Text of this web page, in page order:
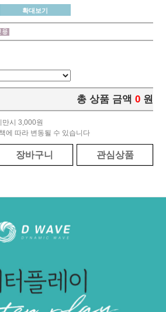
확대보기
총 상품 금액 0 원
시 3,000원
에 따라 변동될 수 있습니다
장바구니 관심상품